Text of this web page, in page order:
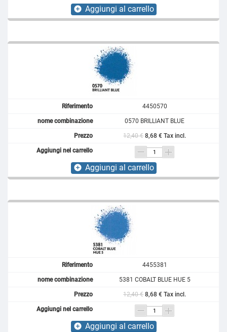
add_circle Aggiungi al carrello
4450570
0570 BRILLIANT BLUE
12,40 € 8,68 € Tax incl.
add_circle Aggiungi al carrello
4455381
5381 COBALT BLUE HUE 5
12,40 € 8,68 € Tax incl.
add_circle Aggiungi al carrello